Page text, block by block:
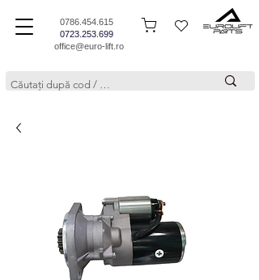
0786.454.615
0723.253.699
office@euro-lift.ro